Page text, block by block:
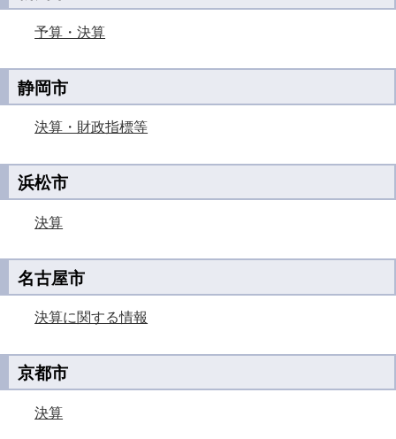
予算・決算
静岡市
決算・財政指標等
浜松市
決算
名古屋市
決算に関する情報
京都市
決算